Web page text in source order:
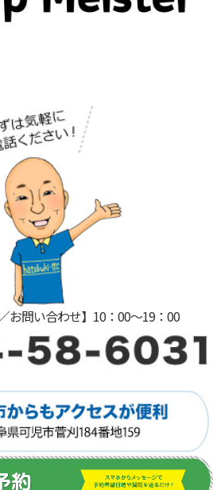
お問い合わせ】10：00〜19：00